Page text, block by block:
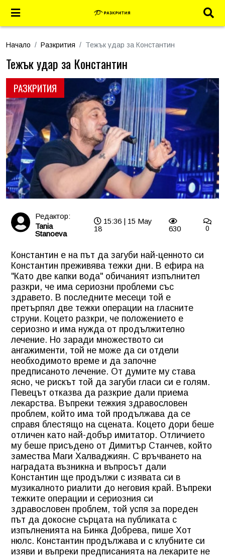
Начало Разкрития Тежък удар за Константин
РАЗКРИТИЯ
Тежък удар за Константин
Редактор:
Tania
Stanoeva
15:36 | 15 May
18
630 0
Константин е на път да загуби най-ценното си
Константин преживява тежки дни. В ефира на
"Като две капки вода" обичаният изпълнител
разкри, че има сериозни проблеми със
здравето. В последните месеци той е
претърпял две тежки операции на гласните
струни. Коцето разкри, че положението е
сериозно и има нужда от продължително
лечение. Но заради множеството си
ангажименти, той не може да си отдели
необходимото време и да започне
предписаното лечение. От думите му става
ясно, че рискът той да загуби гласи си е голям.
Певецът отказва да разкрие дали приема
лекарства. Въпреки тежкия здравословен
проблем, който има той продължава да се
справя блестящо на сцената. Коцето дори беше
отличен като най-добър имитатор. Отличието
му беше присъдено от Димитър Станчев, който
замества Маги Халваджиян. С връчването на
наградата възникна и въпросът дали
Константин ще продължи с изявата си в
музикалното риалити до неговия край. Въпреки
тежките операции и сериозния си
здравословен проблем, той успя за пореден
път да докосне сърцата на публиката с
изпълненията на Бинка Добрева, пише Хот
нюлс. Константин продължава и с клубните си
изяви и въпреки предписанията на лекарите не